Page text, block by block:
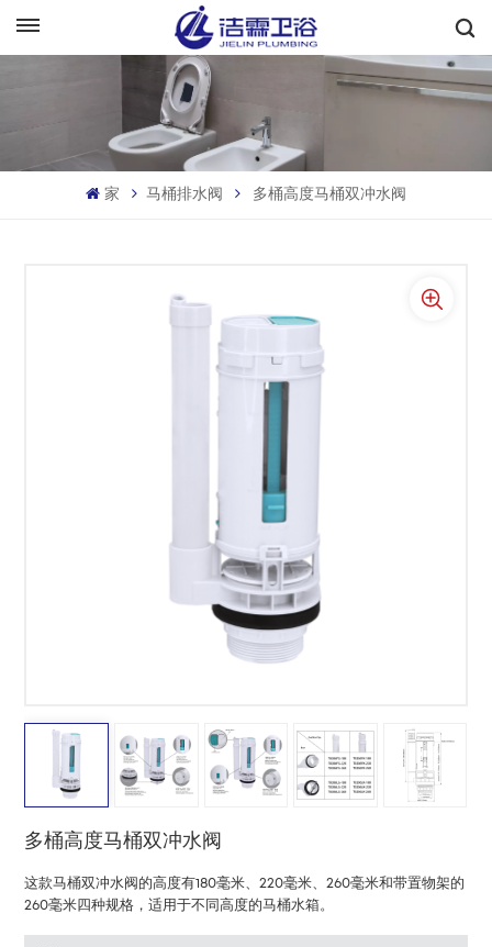
Français
Русский
Español
هَوُسَ
家 马桶排水阀 多桶高度马桶双冲水阀
多桶高度马桶双冲水阀
这款马桶双冲水阀的高度有180毫米、220毫米、260毫米和带置物架的
260毫米四种规格，适用于不同高度的马桶水箱。